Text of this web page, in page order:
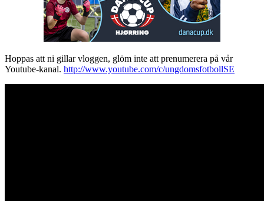
Hoppas att ni gillar vloggen, glöm inte att prenumerera på vår
Youtube-kanal. http://www.youtube.com/c/ungdomsfotbollSE